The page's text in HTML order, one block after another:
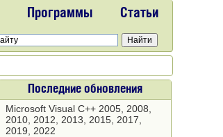
Программы Статьи
Последние обновления
Microsoft Visual C++ 2005, 2008,
2010, 2012, 2013, 2015, 2017,
2019, 2022